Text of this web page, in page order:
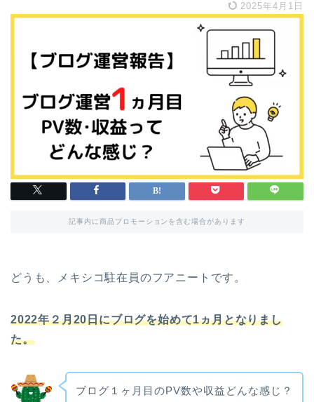
2025年4月1日
記事内に商品プロモーションを含む場合があります
どうも、メキシコ駐在員のフアニートです。
2022年２月20日にブログを始めて1ヵ月となりまし
た。
ブログ１ヶ月目のPV数や収益どんな感じ？